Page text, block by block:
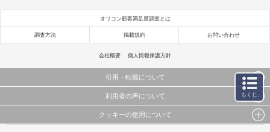
オリコン顧客満足度調査とは
調査方法 掲載規約 お問い合わせ
会社概要 個人情報保護方針
引用・転載について
当サイトで公開されている情報（文字、写真、イラスト、画像データ等）及びこれらの配置・
これらの情報を権利者の許可なく無断転載・複製などの二次利用を行うことは固く禁じており
利用者の声について
当サイトに掲載している内容はすべてサービスの利用者が提出された見解・感想です。
クッキーの使用について
もくじ